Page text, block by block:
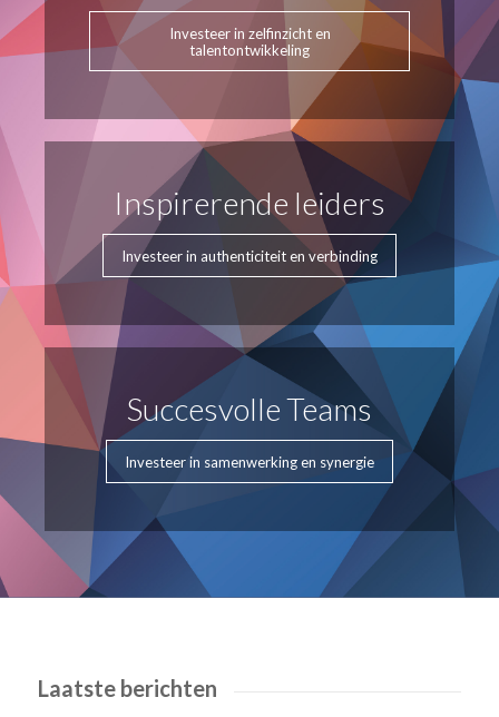
Investeer in zelfinzicht en
talentontwikkeling
Inspirerende leiders
Investeer in authenticiteit en verbinding
Succesvolle Teams
Investeer in samenwerking en synergie
Laatste berichten